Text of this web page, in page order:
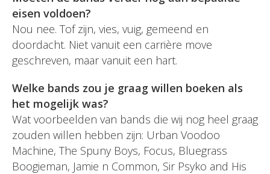
eisen voldoen?
Nou nee. Tof zijn, vies, vuig, gemeend en
doordacht. Niet vanuit een carrière move
geschreven, maar vanuit een hart.
Welke bands zou je graag willen boeken als
het mogelijk was?
Wat voorbeelden van bands die wij nog heel graag
zouden willen hebben zijn: Urban Voodoo
Machine, The Spuny Boys, Focus, Bluegrass
Boogieman, Jamie n Common, Sir Psyko and His